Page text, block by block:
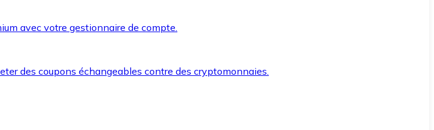
avec votre gestionnaire de compte.
des coupons échangeables contre des cryptomonnaies.